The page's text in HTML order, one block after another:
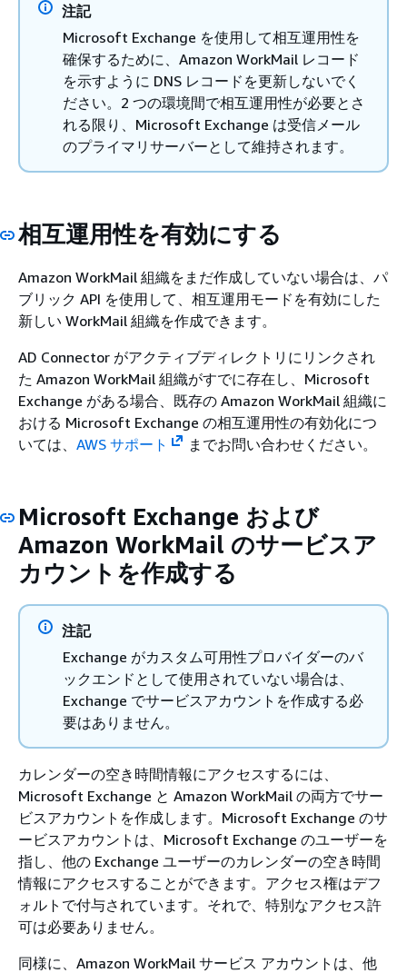
注記
Microsoft Exchange を使用して相互運用性を
確保するために、Amazon WorkMail レコード
を示すように DNS レコードを更新しないでく
ださい。2 つの環境間で相互運用性が必要とさ
れる限り、Microsoft Exchange は受信メール
のプライマリサーバーとして維持されます。
相互運用性を有効にする
Amazon WorkMail 組織をまだ作成していない場合は、パ
ブリック API を使用して、相互運用モードを有効にした
新しい WorkMail 組織を作成できます。
AD Connector がアクティブディレクトリにリンクされ
た Amazon WorkMail 組織がすでに存在し、Microsoft
Exchange がある場合、既存の Amazon WorkMail 組織に
おける Microsoft Exchange の相互運用性の有効化につ
いては、 AWS サポート までお問い合わせください。
Microsoft Exchange および
Amazon WorkMail のサービスア
カウントを作成する
注記
Exchange がカスタム可用性プロバイダーのバ
ックエンドとして使用されていない場合は、
Exchange でサービスアカウントを作成する必
要はありません。
カレンダーの空き時間情報にアクセスするには、
Microsoft Exchange と Amazon WorkMail の両方でサー
ビスアカウントを作成します。Microsoft Exchange のサ
ービスアカウントは、Microsoft Exchange のユーザーを
指し、他の Exchange ユーザーのカレンダーの空き時間
情報にアクセスすることができます。アクセス権はデフ
ォルトで付与されています。それで、特別なアクセス許
可は必要ありません。
同様に、Amazon WorkMail サービス アカウントは、他